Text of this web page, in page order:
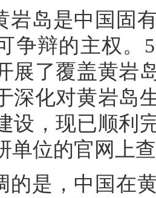
岩岛是中国固
争辩的主权。
展了覆盖黄岩
深化对黄岩岛
设，现已顺利
单位的官网上
的是，中国在